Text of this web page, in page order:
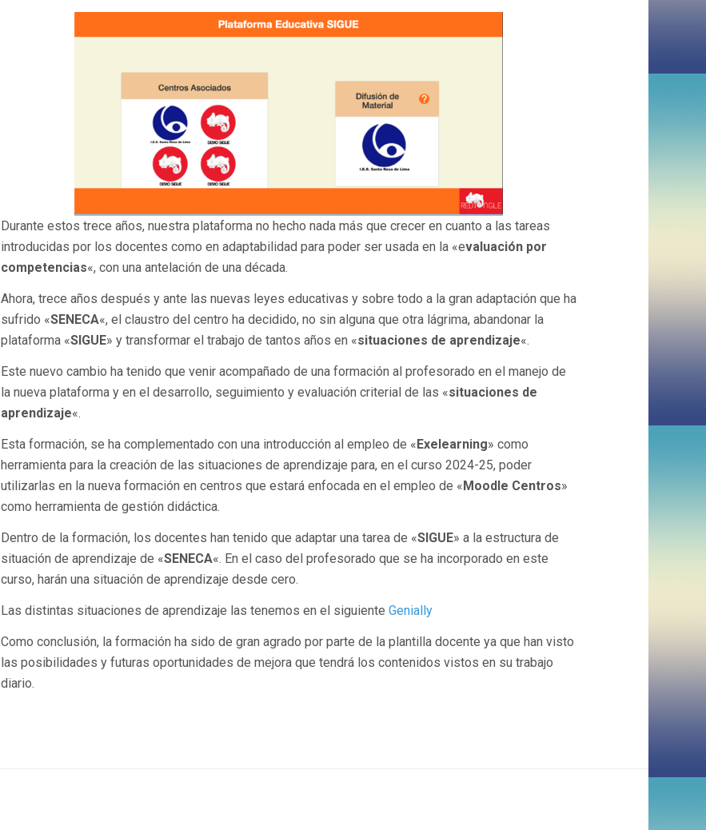
Durante estos trece años, nuestra plataforma no hecho nada más que crecer en cuanto a las tareas
introducidas por los docentes como en adaptabilidad para poder ser usada en la «evaluación por
competencias«, con una antelación de una década.
Ahora, trece años después y ante las nuevas leyes educativas y sobre todo a la gran adaptación que ha
sufrido «SENECA«, el claustro del centro ha decidido, no sin alguna que otra lágrima, abandonar la
plataforma «SIGUE» y transformar el trabajo de tantos años en «situaciones de aprendizaje«.
Este nuevo cambio ha tenido que venir acompañado de una formación al profesorado en el manejo de
la nueva plataforma y en el desarrollo, seguimiento y evaluación criterial de las «situaciones de
aprendizaje«.
Esta formación, se ha complementado con una introducción al empleo de «Exelearning» como
herramienta para la creación de las situaciones de aprendizaje para, en el curso 2024-25, poder
utilizarlas en la nueva formación en centros que estará enfocada en el empleo de «Moodle Centros»
como herramienta de gestión didáctica.
Dentro de la formación, los docentes han tenido que adaptar una tarea de «SIGUE» a la estructura de
situación de aprendizaje de «SENECA«. En el caso del profesorado que se ha incorporado en este
curso, harán una situación de aprendizaje desde cero.
Las distintas situaciones de aprendizaje las tenemos en el siguiente Genially
Como conclusión, la formación ha sido de gran agrado por parte de la plantilla docente ya que han visto
las posibilidades y futuras oportunidades de mejora que tendrá los contenidos vistos en su trabajo
diario.